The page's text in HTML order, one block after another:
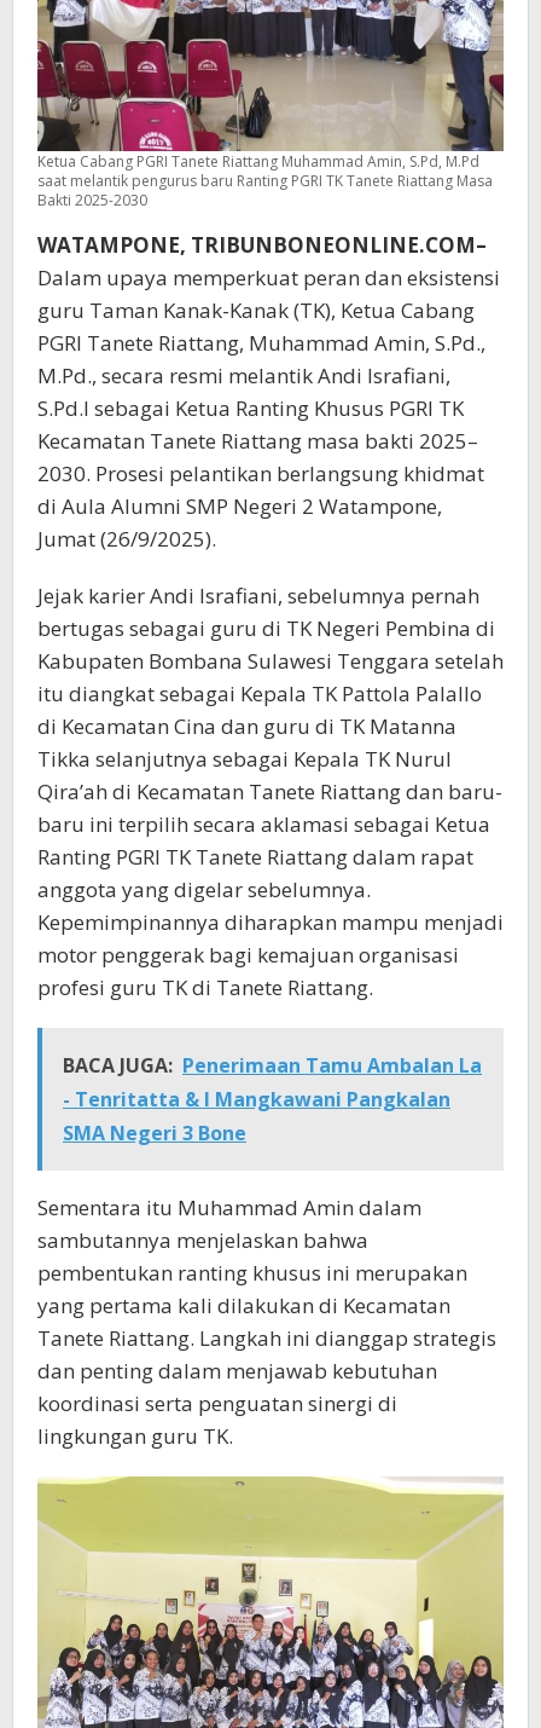
Ketua Cabang PGRI Tanete Riattang Muhammad Amin, S.Pd, M.Pd
saat melantik pengurus baru Ranting PGRI TK Tanete Riattang Masa
Bakti 2025-2030
WATAMPONE, TRIBUNBONEONLINE.COM–
Dalam upaya memperkuat peran dan eksistensi
guru Taman Kanak-Kanak (TK), Ketua Cabang
PGRI Tanete Riattang, Muhammad Amin, S.Pd.,
M.Pd., secara resmi melantik Andi Israfiani,
S.Pd.I sebagai Ketua Ranting Khusus PGRI TK
Kecamatan Tanete Riattang masa bakti 2025–
2030. Prosesi pelantikan berlangsung khidmat
di Aula Alumni SMP Negeri 2 Watampone,
Jumat (26/9/2025).
Jejak karier Andi Israfiani, sebelumnya pernah
bertugas sebagai guru di TK Negeri Pembina di
Kabupaten Bombana Sulawesi Tenggara setelah
itu diangkat sebagai Kepala TK Pattola Palallo
di Kecamatan Cina dan guru di TK Matanna
Tikka selanjutnya sebagai Kepala TK Nurul
Qira’ah di Kecamatan Tanete Riattang dan baru-
baru ini terpilih secara aklamasi sebagai Ketua
Ranting PGRI TK Tanete Riattang dalam rapat
anggota yang digelar sebelumnya.
Kepemimpinannya diharapkan mampu menjadi
motor penggerak bagi kemajuan organisasi
profesi guru TK di Tanete Riattang.
BACA JUGA: Penerimaan Tamu Ambalan La
- Tenritatta & I Mangkawani Pangkalan
SMA Negeri 3 Bone
Sementara itu Muhammad Amin dalam
sambutannya menjelaskan bahwa
pembentukan ranting khusus ini merupakan
yang pertama kali dilakukan di Kecamatan
Tanete Riattang. Langkah ini dianggap strategis
dan penting dalam menjawab kebutuhan
koordinasi serta penguatan sinergi di
lingkungan guru TK.